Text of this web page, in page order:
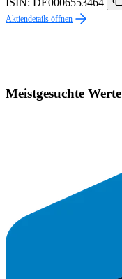
ISIN: DE0006553464
Aktiendetails öffnen
Meistgesuchte Werte